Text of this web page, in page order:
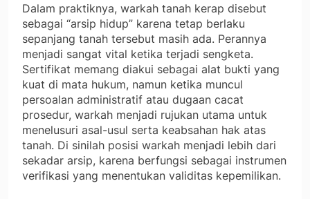
Dalam praktiknya, warkah tanah kerap disebut
sebagai “arsip hidup” karena tetap berlaku
sepanjang tanah tersebut masih ada. Perannya
menjadi sangat vital ketika terjadi sengketa.
Sertifikat memang diakui sebagai alat bukti yang
kuat di mata hukum, namun ketika muncul
persoalan administratif atau dugaan cacat
prosedur, warkah menjadi rujukan utama untuk
menelusuri asal-usul serta keabsahan hak atas
tanah. Di sinilah posisi warkah menjadi lebih dari
sekadar arsip, karena berfungsi sebagai instrumen
verifikasi yang menentukan validitas kepemilikan.